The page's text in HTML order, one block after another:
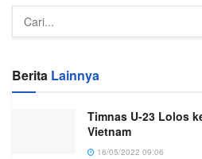
Berita Lainnya
Timnas U-23 Lolos
Vietnam
16/05/2022 09:06